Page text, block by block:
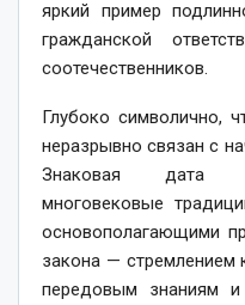
яркий пример
гражданской
соотечественников.
Глубоко символично,
неразрывно связан с
Знаковая дата
многовековые
основополагающими
закона — стремлением
передовым знаниям